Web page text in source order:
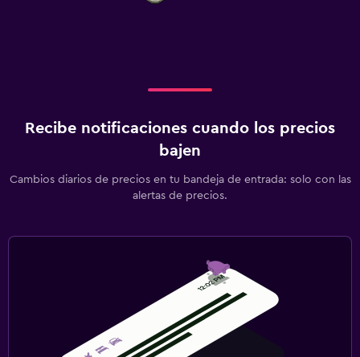
Recibe notificaciones cuando los precios
bajen
Cambios diarios de precios en tu bandeja de entrada: solo con las
alertas de precios.